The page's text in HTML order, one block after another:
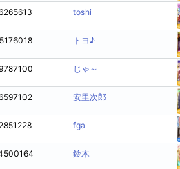
toshi
トヨ♪
じゃ～
安里次郎
fga
鈴木